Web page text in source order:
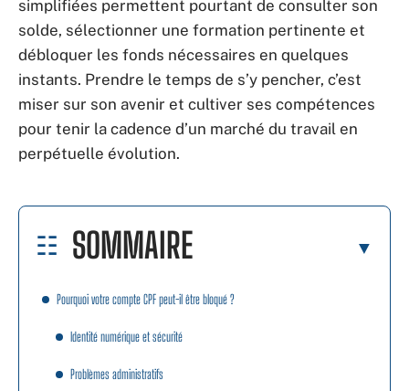
simplifiées permettent pourtant de consulter son
solde, sélectionner une formation pertinente et
débloquer les fonds nécessaires en quelques
instants. Prendre le temps de s’y pencher, c’est
miser sur son avenir et cultiver ses compétences
pour tenir la cadence d’un marché du travail en
perpétuelle évolution.
SOMMAIRE
Pourquoi votre compte CPF peut-il être bloqué ?
Identité numérique et sécurité
Problèmes administratifs